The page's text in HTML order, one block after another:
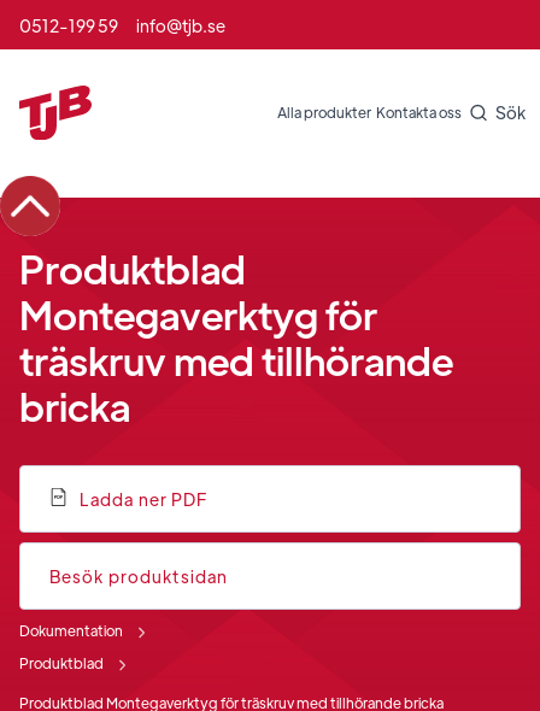
0512-199 59 info@tjb.se
Alla produkter Kontakta oss Sök
Produktblad
Montegaverktyg för
träskruv med tillhörande
bricka
Ladda ner PDF
Besök produktsidan
Dokumentation
Produktblad
Produktblad Montegaverktyg för träskruv med tillhörande bricka